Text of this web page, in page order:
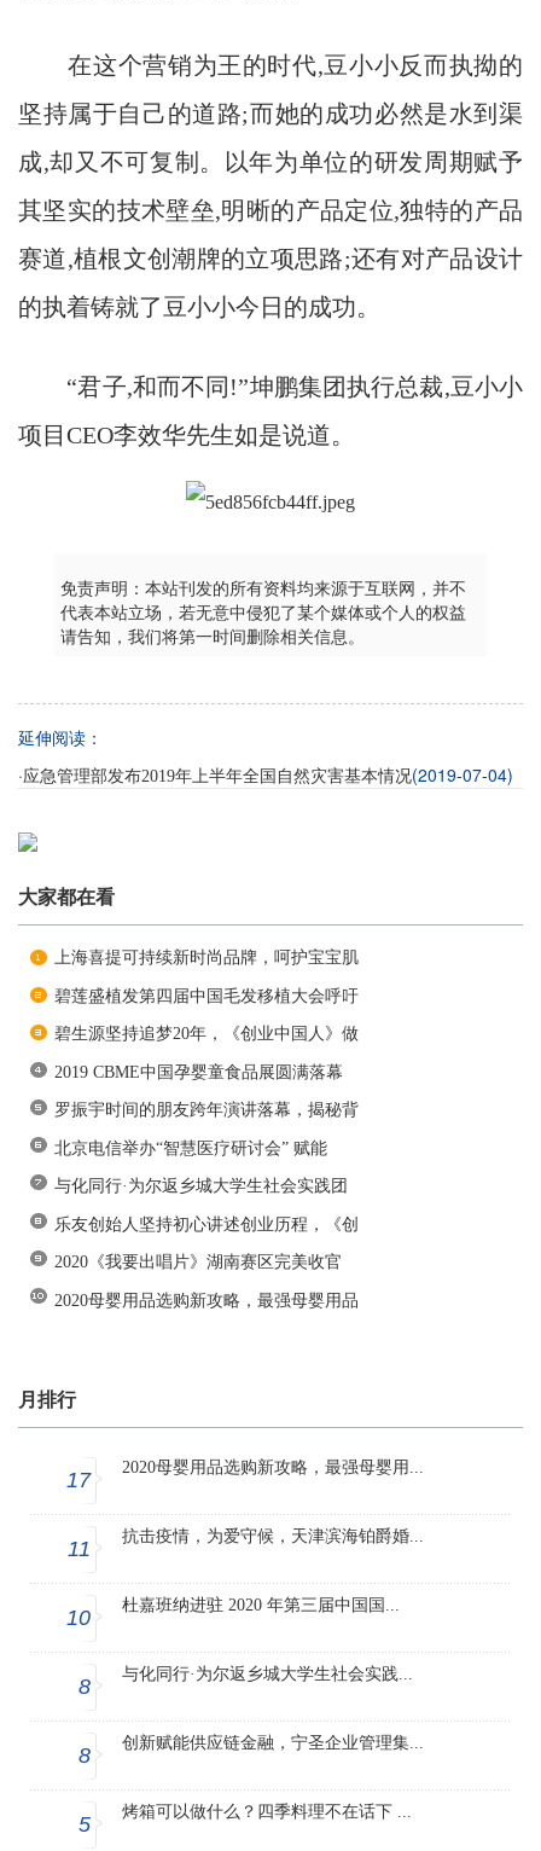
在这个营销为王的时代,豆小小反而执拗的
坚持属于自己的道路;而她的成功必然是水到渠
成,却又不可复制。以年为单位的研发周期赋予
其坚实的技术壁垒,明晰的产品定位,独特的产品
赛道,植根文创潮牌的立项思路;还有对产品设计
的执着铸就了豆小小今日的成功。
“君子,和而不同!”坤鹏集团执行总裁,豆小小
项目CEO李效华先生如是说道。
免责声明：本站刊发的所有资料均来源于互联网，并不
代表本站立场，若无意中侵犯了某个媒体或个人的权益
请告知，我们将第一时间删除相关信息。
延伸阅读：
·应急管理部发布2019年上半年全国自然灾害基本情况(2019-07-04)
大家都在看
上海喜提可持续新时尚品牌，呵护宝宝肌
碧莲盛植发第四届中国毛发移植大会呼吁
碧生源坚持追梦20年，《创业中国人》做
2019 CBME中国孕婴童食品展圆满落幕
罗振宇时间的朋友跨年演讲落幕，揭秘背
北京电信举办“智慧医疗研讨会” 赋能
与化同行·为尔返乡城大学生社会实践团
乐友创始人坚持初心讲述创业历程，《创
2020《我要出唱片》湖南赛区完美收官
2020母婴用品选购新攻略，最强母婴用品
月排行
17
2020母婴用品选购新攻略，最强母婴用...
11
抗击疫情，为爱守候，天津滨海铂爵婚...
10
杜嘉班纳进驻 2020 年第三届中国国...
8
与化同行·为尔返乡城大学生社会实践...
8
创新赋能供应链金融，宁圣企业管理集...
5
烤箱可以做什么？四季料理不在话下 ...